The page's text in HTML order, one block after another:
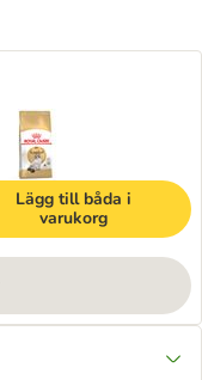
Lägg till båda i
varukorg